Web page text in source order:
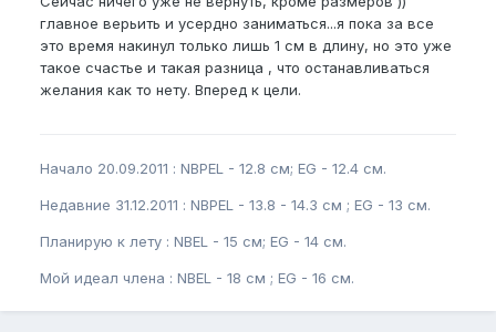
главное верьить и усердно заниматься...я пока за все
это время накинул только лишь 1 см в длину, но это уже
такое счастье и такая разница , что останавливаться
желания как то нету. Вперед к цели.
Начало 20.09.2011 : NBPEL - 12.8 см; EG - 12.4 см.
Недавние 31.12.2011 : NBPEL - 13.8 - 14.3 см ; EG - 13 см.
Планирую к лету : NBEL - 15 см; EG - 14 см.
Мой идеал члена : NBEL - 18 см ; EG - 16 см.